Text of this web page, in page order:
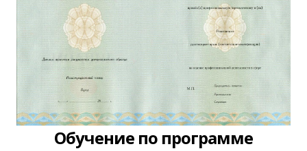
Обучение по программе